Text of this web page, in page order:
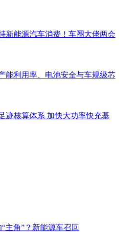
新能源汽车消费！车圈大佬两会
能利用率、电池安全与车规级芯
迹核算体系 加快大功率快充基
主角”？新能源车召回